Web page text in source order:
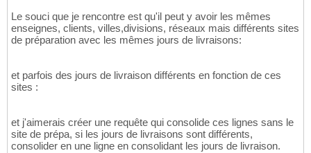
Le souci que je rencontre est qu'il peut y avoir les mêmes
enseignes, clients, villes,divisions, réseaux mais différents sites
de préparation avec les mêmes jours de livraisons:
et parfois des jours de livraison différents en fonction de ces
sites :
et j'aimerais créer une requête qui consolide ces lignes sans le
site de prépa, si les jours de livraisons sont différents,
consolider en une ligne en consolidant les jours de livraison.